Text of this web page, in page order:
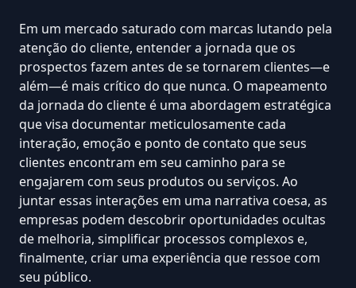
Em um mercado saturado com marcas lutando pela
atenção do cliente, entender a jornada que os
prospectos fazem antes de se tornarem clientes—e
além—é mais crítico do que nunca. O mapeamento
da jornada do cliente é uma abordagem estratégica
que visa documentar meticulosamente cada
interação, emoção e ponto de contato que seus
clientes encontram em seu caminho para se
engajarem com seus produtos ou serviços. Ao
juntar essas interações em uma narrativa coesa, as
empresas podem descobrir oportunidades ocultas
de melhoria, simplificar processos complexos e,
finalmente, criar uma experiência que ressoe com
seu público.